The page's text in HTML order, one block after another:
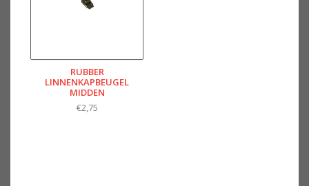
RUBBER
LINNENKAPBEUGEL
MIDDEN
€2,75